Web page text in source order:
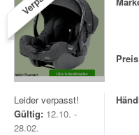
Leider verpasst!
Gültig: 12.10. -
28.02.